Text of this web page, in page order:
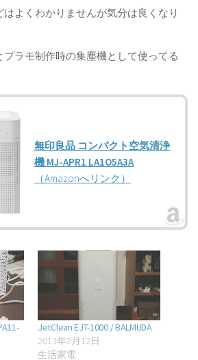
よくわかりませんが気分は良くなり
ラモ制作時の集塵機として使ってる
無印良品 コンパクト空気清浄
機 MJ-APR1 LA1O5A3A
（Amazonへリンク）
JetClean EJT-1000 / BALMUDA
2013年2月12日
生活家電